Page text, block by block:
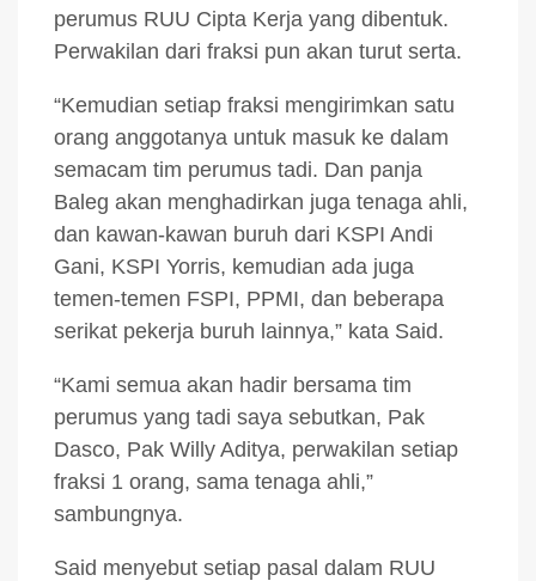
perumus RUU Cipta Kerja yang dibentuk.
Perwakilan dari fraksi pun akan turut serta.
“Kemudian setiap fraksi mengirimkan satu
orang anggotanya untuk masuk ke dalam
semacam tim perumus tadi. Dan panja
Baleg akan menghadirkan juga tenaga ahli,
dan kawan-kawan buruh dari KSPI Andi
Gani, KSPI Yorris, kemudian ada juga
temen-temen FSPI, PPMI, dan beberapa
serikat pekerja buruh lainnya,” kata Said.
“Kami semua akan hadir bersama tim
perumus yang tadi saya sebutkan, Pak
Dasco, Pak Willy Aditya, perwakilan setiap
fraksi 1 orang, sama tenaga ahli,”
sambungnya.
Said menyebut setiap pasal dalam RUU